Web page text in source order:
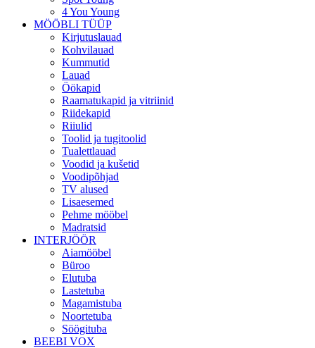
4 You Young
MÖÖBLI TÜÜP
Kirjutuslauad
Kohvilauad
Kummutid
Lauad
Öökapid
Raamatukapid ja vitriinid
Riidekapid
Riiulid
Toolid ja tugitoolid
Tualettlauad
Voodid ja kušetid
Voodipõhjad
TV alused
Lisaesemed
Pehme mööbel
Madratsid
INTERJÖÖR
Aiamööbel
Büroo
Elutuba
Lastetuba
Magamistuba
Noortetuba
Söögituba
BEEBI VOX